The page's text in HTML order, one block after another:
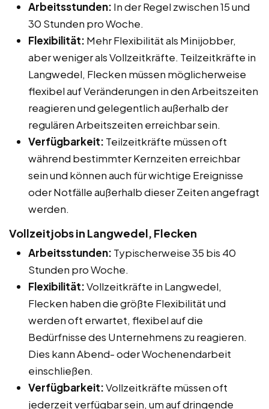
Arbeitsstunden: In der Regel zwischen 15 und
30 Stunden pro Woche.
Flexibilität: Mehr Flexibilität als Minijobber,
aber weniger als Vollzeitkräfte. Teilzeitkräfte in
Langwedel, Flecken müssen möglicherweise
flexibel auf Veränderungen in den Arbeitszeiten
reagieren und gelegentlich außerhalb der
regulären Arbeitszeiten erreichbar sein.
Verfügbarkeit: Teilzeitkräfte müssen oft
während bestimmter Kernzeiten erreichbar
sein und können auch für wichtige Ereignisse
oder Notfälle außerhalb dieser Zeiten angefragt
werden.
Vollzeitjobs in Langwedel, Flecken
Arbeitsstunden: Typischerweise 35 bis 40
Stunden pro Woche.
Flexibilität:Vollzeitkräfte in Langwedel,
Flecken haben die größte Flexibilität und
werden oft erwartet, flexibel auf die
Bedürfnisse des Unternehmens zu reagieren.
Dies kann Abend- oder Wochenendarbeit
einschließen.
Verfügbarkeit:Vollzeitkräfte müssen oft
jederzeit verfügbar sein, um auf dringende